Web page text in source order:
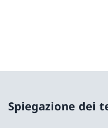
Spiegazione dei